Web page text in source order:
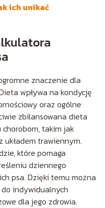
ich unikać
znaczenie dla
wpływa na kondycję
oraz ogólne
zbilansowana dieta
takim jak
układem trawiennym.
które pomaga
dziennego
psa. Dzięki temu można
indywidualnych
dla jego zdrowia.